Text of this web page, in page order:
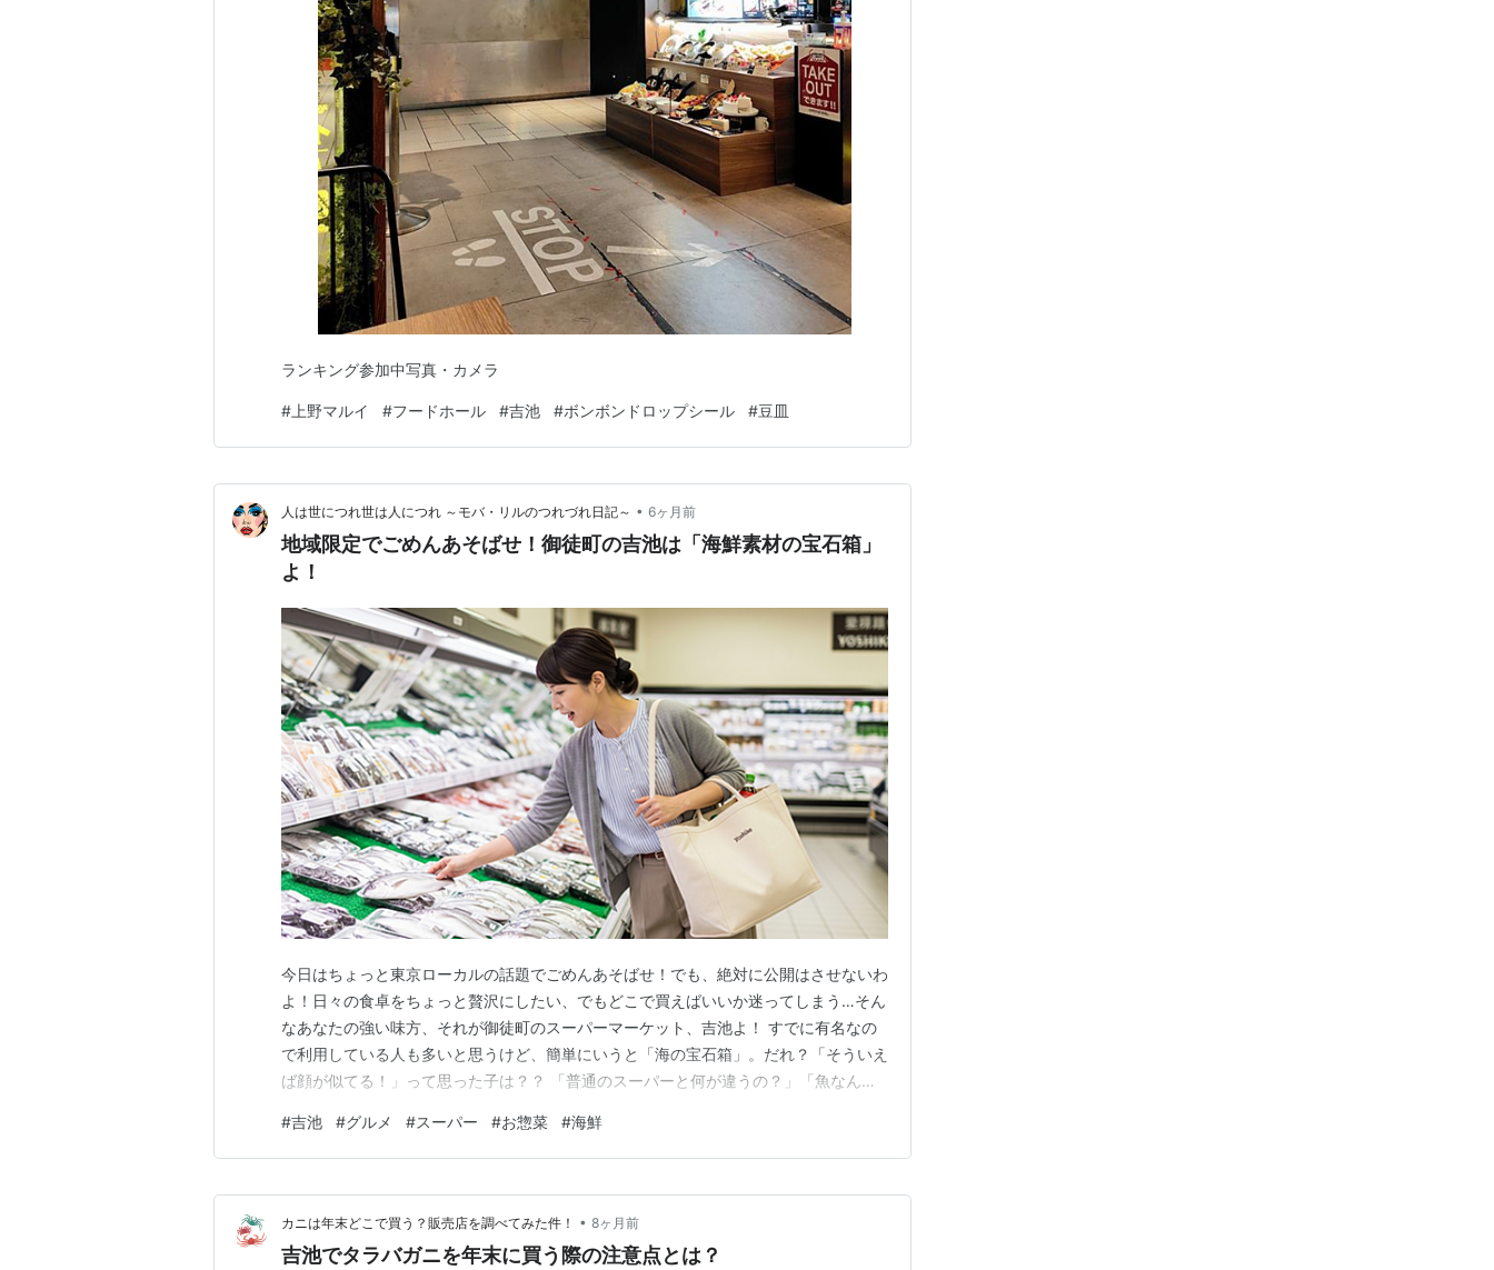
ランキング参加中写真・カメラ
#上野マルイ #フードホール #吉池 #ボンボンドロップシール #豆皿
人は世につれ世は人につれ ～モバ・リルのつれづれ日記～ • 6ヶ月前
地域限定でごめんあそばせ！御徒町の吉池は「海鮮素材の宝石箱」
よ！
今日はちょっと東京ローカルの話題でごめんあそばせ！でも、絶対に公開はさせないわ
よ！日々の食卓をちょっと贅沢にしたい、でもどこで買えばいいか迷ってしまう…そん
なあなたの強い味方、それが御徒町のスーパーマーケット、吉池よ！ すでに有名なの
で利用している人も多いと思うけど、簡単にいうと「海の宝石箱」。だれ？「そういえ
ば顔が似てる！」って思った子は？？ 「普通のスーパーと何が違うの？」「魚なんて
のスーパーじゃないの。あなたの食卓をガラリと変えてくれる、まさに「食のエンター
テイメント」なんだから！上手に活用すれば、時短にも節約…
#吉池 #グルメ #スーパー #お惣菜 #海鮮
カニは年末どこで買う？販売店を調べてみた件！ • 8ヶ月前
吉池でタラバガニを年末に買う際の注意点とは？